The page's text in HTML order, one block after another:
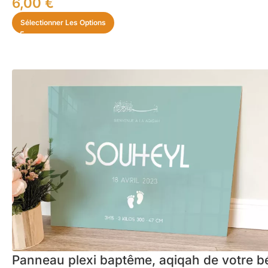
Sélectionner Les Options
Panneau plexi baptême, aqiqah de votre